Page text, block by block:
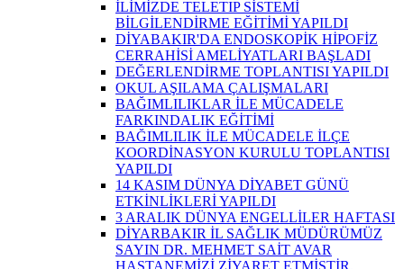
İLİMİZDE TELETIP SİSTEMİ
BİLGİLENDİRME EĞİTİMİ YAPILDI
DİYABAKIR'DA ENDOSKOPİK HİPOFİZ
CERRAHİSİ AMELİYATLARI BAŞLADI
DEĞERLENDİRME TOPLANTISI YAPILDI
OKUL AŞILAMA ÇALIŞMALARI
BAĞIMLILIKLAR İLE MÜCADELE
FARKINDALIK EĞİTİMİ
BAĞIMLILIK İLE MÜCADELE İLÇE
KOORDİNASYON KURULU TOPLANTISI
YAPILDI
14 KASIM DÜNYA DİYABET GÜNÜ
ETKİNLİKLERİ YAPILDI
3 ARALIK DÜNYA ENGELLİLER HAFTASI
DİYARBAKIR İL SAĞLIK MÜDÜRÜMÜZ
SAYIN DR. MEHMET SAİT AVAR
HASTANEMİZİ ZİYARET ETMİŞTİR.